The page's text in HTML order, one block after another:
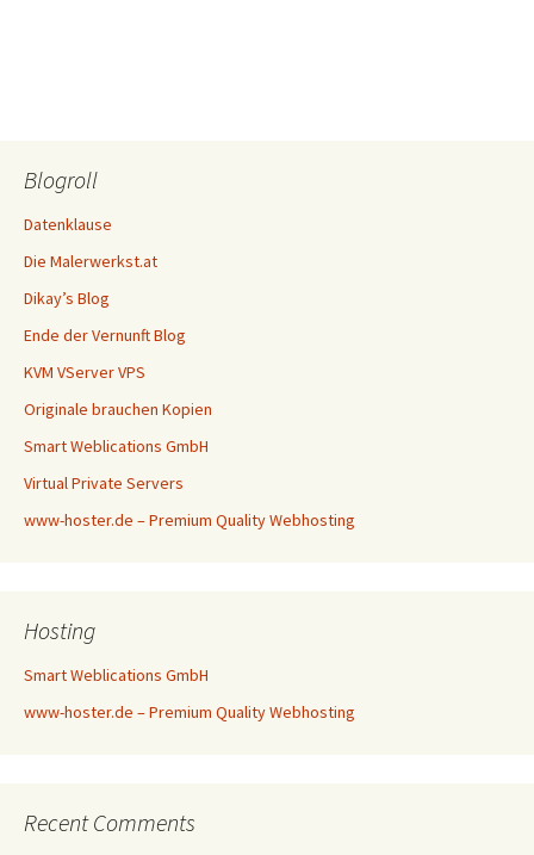
Blogroll
Datenklause
Die Malerwerkst.at
Dikay’s Blog
Ende der Vernunft Blog
KVM VServer VPS
Originale brauchen Kopien
Smart Weblications GmbH
Virtual Private Servers
www-hoster.de – Premium Quality Webhosting
Hosting
Smart Weblications GmbH
www-hoster.de – Premium Quality Webhosting
Recent Comments